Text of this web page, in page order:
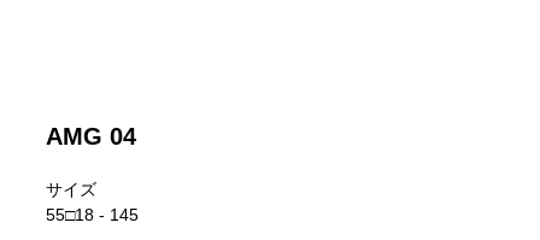
AMG 04
サイズ
55□18 - 145